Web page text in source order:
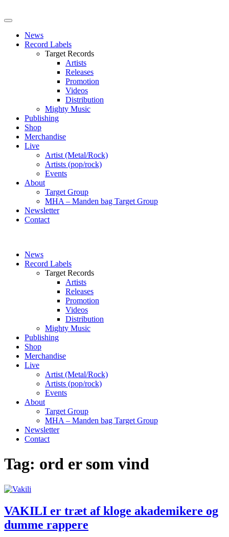
News
Record Labels
Target Records
Artists
Releases
Promotion
Videos
Distribution
Mighty Music
Publishing
Shop
Merchandise
Live
Artist (Metal/Rock)
Artists (pop/rock)
Events
About
Target Group
MHA – Manden bag Target Group
Newsletter
Contact
News
Record Labels
Target Records
Artists
Releases
Promotion
Videos
Distribution
Mighty Music
Publishing
Shop
Merchandise
Live
Artist (Metal/Rock)
Artists (pop/rock)
Events
About
Target Group
MHA – Manden bag Target Group
Newsletter
Contact
Tag: ord er som vind
VAKILI er træt af kloge akademikere og
dumme rappere